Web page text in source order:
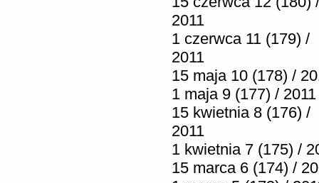
2011
1 czerwca 11 (179) /
2011
15 maja 10 (178) /
1 maja 9 (177) / 2011
15 kwietnia 8 (176) /
2011
1 kwietnia 7 (175) /
15 marca 6 (174) /